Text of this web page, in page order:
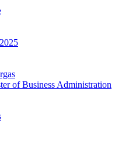
of Business Administration